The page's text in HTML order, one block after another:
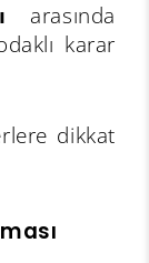
arasında
karar
dikkat